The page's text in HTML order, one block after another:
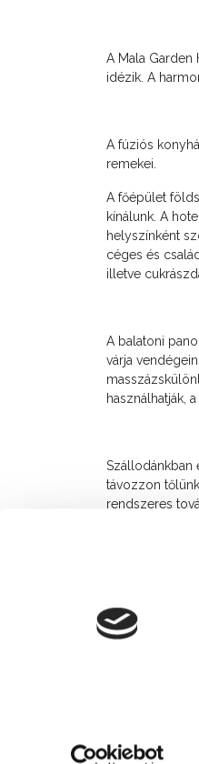
A Mala
idézik. A
A fúziós
remekei.
A főépület
kínálunk. A
helyszínként
céges és
illetve
A balatoni
várja
használhatják,
Szállodánkban
távozzon
rendszeres
Siófoki